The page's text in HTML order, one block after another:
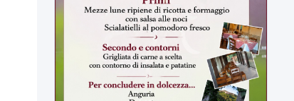
ULTIMI VIDEO